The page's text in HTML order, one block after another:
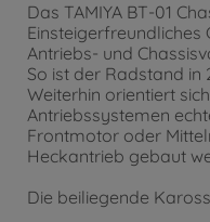
Das TAMIYA BT-01
Einsteigerfreundliches
Antriebs- und
So ist der Radstand in
Weiterhin orientiert
Antriebssystemen
Frontmotor oder
Heckantrieb gebaut
Die beiliegende